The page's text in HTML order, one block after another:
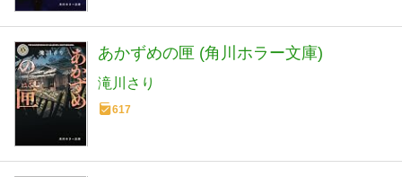
あかずめの匣 (角川ホラー文庫)
滝川さり
617